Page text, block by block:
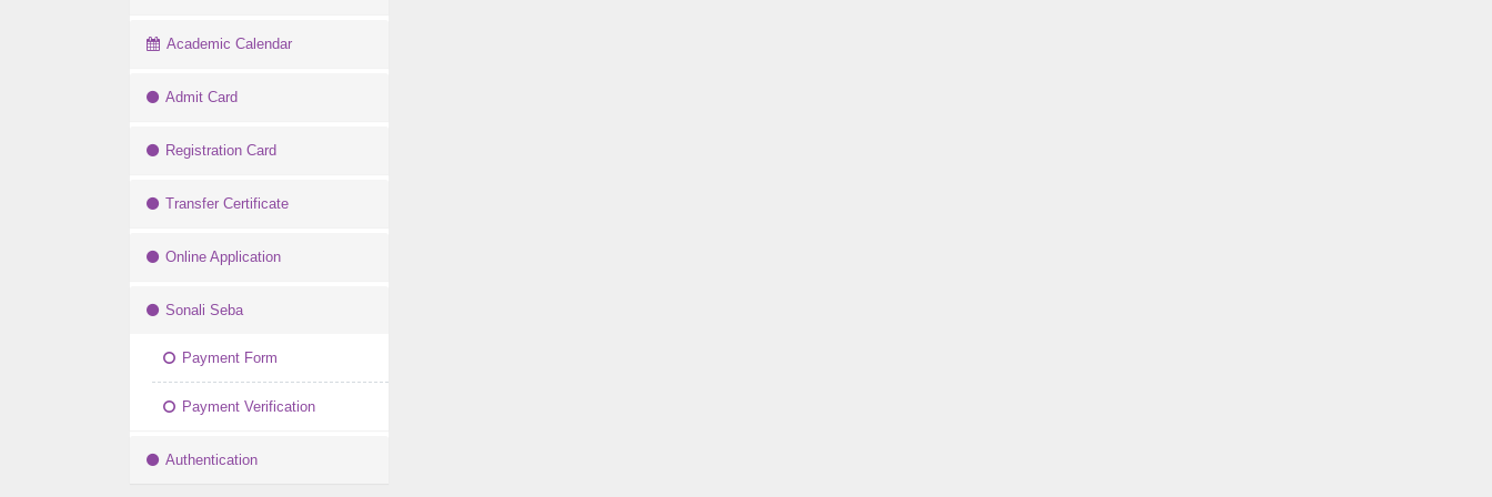
Academic Calendar
Admit Card
Registration Card
Transfer Certificate
Online Application
Sonali Seba
Payment Form
Payment Verification
Authentication